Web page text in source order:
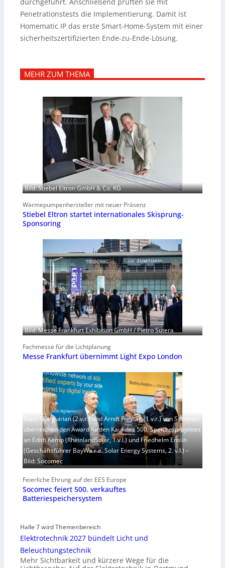
Penetrationstests die Implementierung. Damit ist
Homematic IP das erste Smart-Home-System mit einer
sicherheitszertifizierten Ende-zu-Ende-Lösung.
MEHR ZUM THEMA
Bild: Stiebel Eltron GmbH & Co. KG
Wärmepumpenhersteller mit neuer Präsenz
Stiebel Eltron startet internationales Skisprung-
Sponsoring
Bild: Messe Frankfurt Exhibition GmbH / Pietro Sutera
Fachmesse für die Lichtplanung
Messe Frankfurt übernimmt Light Expo London
Marc Guirguirian (2.v.r.) und Arndt Freytag (1.v.r.) von Socomec
überreichen den Award fürden Kauf des 500. Speicherprojektes
an Edith Kemp (RheinlandSolar, 1.v.l.) und Friedhelm Enslin
(Geschäftsführer BayWa r.e. Solar Energy Systems, 2. v.l.) –
Bild: Socomec
Feierliche Ehrung auf der EES Europe
Socomec feiert 500. verkauftes
Batteriespeichersystem
Halle 7 wird Themenbereich
Elektrotechnik 2027 bündelt Licht und
Beleuchtungstechnik
Mehr Sichtbarkeit und kürzere Wege für die